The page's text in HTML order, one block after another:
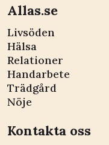
Allas.se
Livsöden
Hälsa
Relationer
Handarbete
Trädgård
Nöje
Kontakta oss